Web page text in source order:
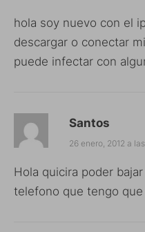
hola soy nuevo con el
descargar o conectar
puede infectar con
Santos
26 enero, 2012 a
Hola quicira poder
telefono que tengo